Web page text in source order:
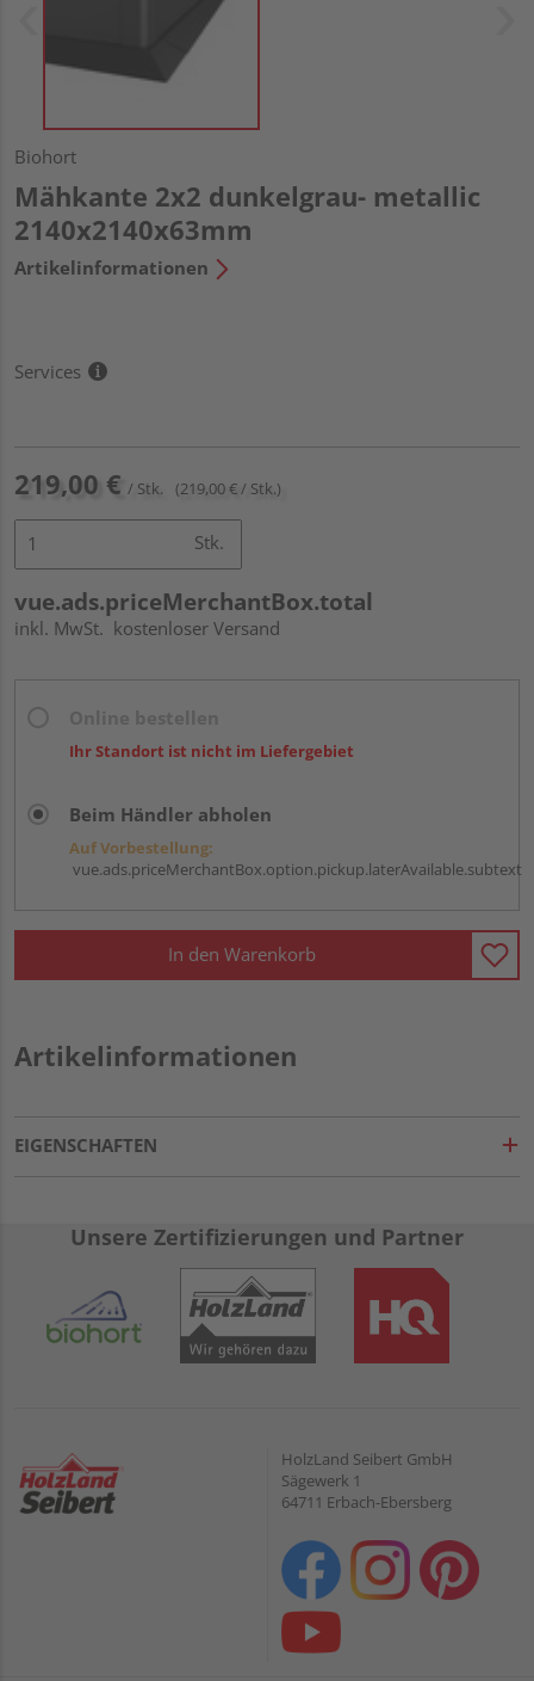
Biohort
Mähkante 2x2 dunkelgrau- metallic
2140x2140x63mm
Artikelinformationen
Services
219,00 € / Stk. (219,00 € / Stk.)
Stk.
vue.ads.priceMerchantBox.total
inkl. MwSt. kostenloser Versand
Ihr Standort ist nicht im Liefergebiet
Beim Händler abholen
Auf Vorbestellung:
vue.ads.priceMerchantBox.option.pickup.laterAvailable.subtext
In den Warenkorb
Artikelinformationen
EIGENSCHAFTEN
Unsere Zertifizierungen und Partner
HolzLand Seibert GmbH
Sägewerk 1
64711 Erbach-Ebersberg